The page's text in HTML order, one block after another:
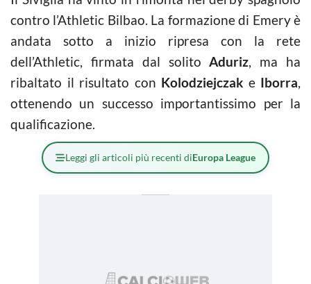
contro l’Athletic Bilbao. La formazione di Emery è
andata sotto a inizio ripresa con la rete
dell’Athletic, firmata dal solitoAduriz, ma ha
ribaltato il risultato con Kolodziejczak e Iborra,
ottenendo un successo importantissimo per la
qualificazione.
Leggi gli articoli più recenti diEuropa League